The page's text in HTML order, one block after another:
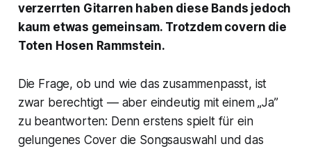
verzerrten Gitarren haben diese Bands jedoch
kaum etwas gemeinsam. Trotzdem covern die
Toten Hosen Rammstein.
Die Frage, ob und wie das zusammenpasst, ist
zwar berechtigt — aber eindeutig mit einem „Ja”
zu beantworten: Denn erstens spielt für ein
gelungenes Cover die Songsauswahl und das